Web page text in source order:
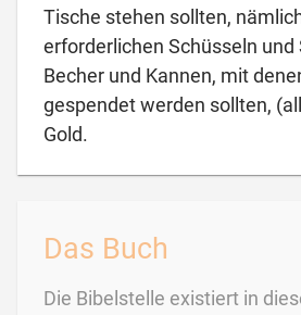
Tische stehen sollten,
erforderlichen Schüsseln und
Becher und Kannen, mit
gespendet werden sollten,
Gold.
Das Buch
Die Bibelstelle existiert in